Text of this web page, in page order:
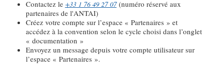
Contactez le +33 1 76 49 27 07(numéro réservé aux
partenaires de l'ANTAI)
Créez votre compte sur l’espace « Partenaires » et
accédez à la convention selon le cycle choisi dans l’onglet
« documentation »
Envoyez un message depuis votre compte utilisateur sur
l’espace « Partenaires ».